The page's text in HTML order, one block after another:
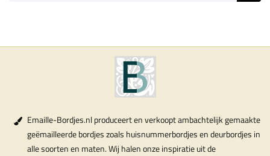
Emaille-Bordjes.nl produceert en verkoopt ambachtelijk gemaakte
geëmailleerde bordjes zoals huisnummerbordjes en deurbordjes in
alle soorten en maten. Wij halen onze inspiratie uit de